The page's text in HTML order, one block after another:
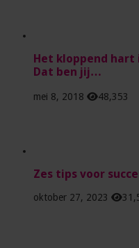
Het kloppend
Dat ben jij…
mei 8, 2018 48,353
Zes tips voor
oktober 27, 2023